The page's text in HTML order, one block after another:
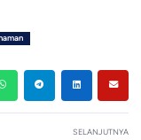
SELANJUTNYA